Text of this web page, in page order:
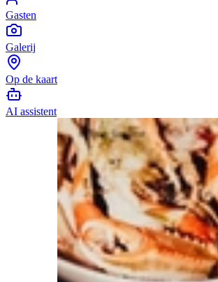
Gasten
Galerij
Op de kaart
AI assistent